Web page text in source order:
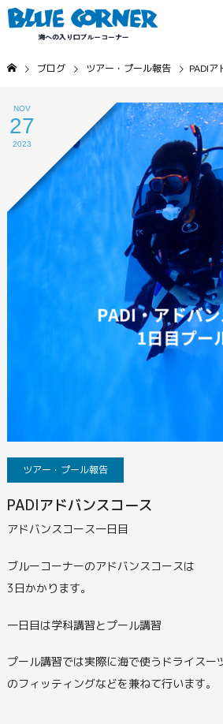
ブログ ツアー・プール報告 PADIア
NOV
27
2023
ツアー・プール報告
PADIアドバンスコース
アドバンスコース一日目
ブルーコーナーのアドバンスコースは
3日かかります。
一日目は学科講習とプール講習
プール講習では実際に海で使うドライスー
のフィッティングなどを兼ねて行います。